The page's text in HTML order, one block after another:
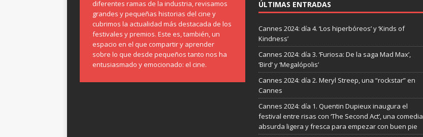
diferentes ramas de la industria, revisamos
grandes y pequeñas historias del cine y
cubrimos la actualidad más destacada de los
festivales y premios. Este es, también, un
espacio en el que compartir y aprender
sobre lo que desde pequeños tanto nos ha
entusiasmado y emocionado: el cine.
ÚLTIMAS ENTRADAS
Cannes 2024: día 4. ‘Los hiperbóreos’ y ‘Kinds of
Kindness’
Cannes 2024: día 3. ‘Furiosa: De la saga Mad Max’,
‘Bird’ y ‘Megalópolis’
Cannes 2024: día 2. Meryl Streep, una “rockstar” en
Cannes
Cannes 2024: día 1. Quentin Dupieux inaugura el
festival entre risas con ‘The Second Act’, una comedia
absurda ligera y fresca para empezar con buen pie